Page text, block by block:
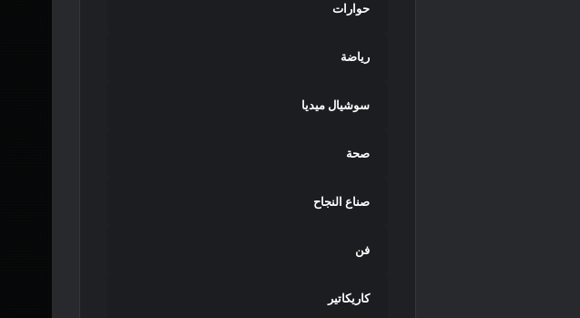
حوارات
رياضة
سوشيال ميديا
صحة
صناع النجاح
فن
كاريكاتير